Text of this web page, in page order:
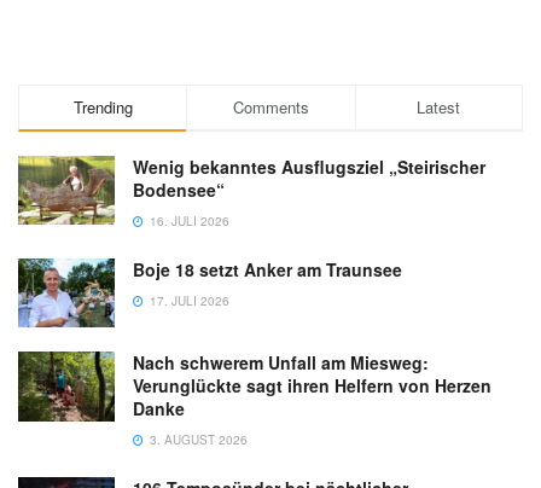
Trending Comments Latest
Wenig bekanntes Ausflugsziel „Steirischer
Bodensee“
16. JULI 2026
Boje 18 setzt Anker am Traunsee
17. JULI 2026
Nach schwerem Unfall am Miesweg:
Verunglückte sagt ihren Helfern von Herzen
Danke
3. AUGUST 2026